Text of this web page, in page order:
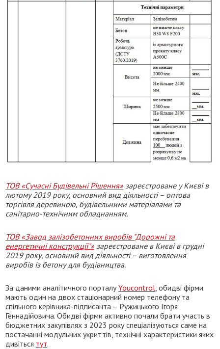
ТОВ «Сучасні Будівельні Рішення» зареєстроване у Києві в
лютому 2019 року, основний вид діяльності – оптова
торгівля деревиною, будівельними матеріалами та
санітарно-технічним обладнанням.
ТОВ «Завод залізобетонних виробів "Дорожні та
енергетичні конструкції"» зареєстроване в Києві в грудні
2019 року, основний вид діяльності – виготовлення
виробів із бетону для будівництва.
За даними аналітичного порталуYoucontrol , обидві фірми
мають один на двох стаціонарний номер телефону та
спільного керівника-підписанта – Ружицького Ігоря
Геннадійовича. Обидві фірми активно почали брати участь в
бюджетних закупівлях з 2023 року спеціалізуються саме на
постачанні модульних укриттів, технічні характеристики яких
дивіться тут.